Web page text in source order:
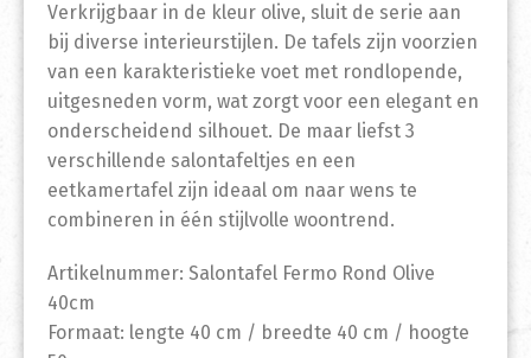
Verkrijgbaar in de kleur olive, sluit de serie aan
bij diverse interieurstijlen. De tafels zijn voorzien
van een karakteristieke voet met rondlopende,
uitgesneden vorm, wat zorgt voor een elegant en
onderscheidend silhouet. De maar liefst 3
verschillende salontafeltjes en een
eetkamertafel zijn ideaal om naar wens te
combineren in één stijlvolle woontrend.
Artikelnummer: Salontafel Fermo Rond Olive
40cm
Formaat: lengte 40 cm / breedte 40 cm / hoogte